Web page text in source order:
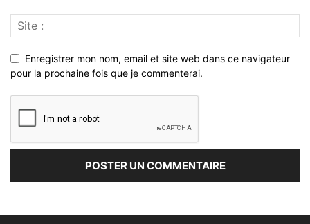
Enregistrer mon nom, email et site web dans ce navigateur
pour la prochaine fois que je commenterai.